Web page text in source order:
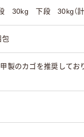
段 30kg 下段 30kg（計
包
製のカゴを推奨してお